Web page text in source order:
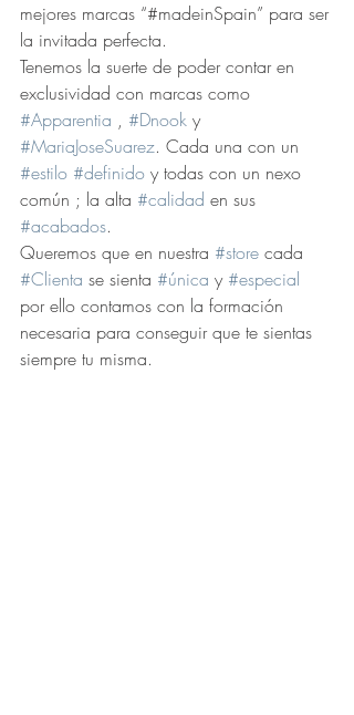
mejores marcas “#madeinSpain” para ser
la invitada perfecta.
Tenemos la suerte de poder contar en
exclusividad con marcas como
#Apparentia , #Dnook y
#MariaJoseSuarez. Cada una con un
#estilo #definido y todas con un nexo
común ; la alta #calidad en sus
#acabados.
Queremos que en nuestra #store cada
#Clienta se sienta #única y #especial
por ello contamos con la formación
necesaria para conseguir que te sientas
siempre tu misma.